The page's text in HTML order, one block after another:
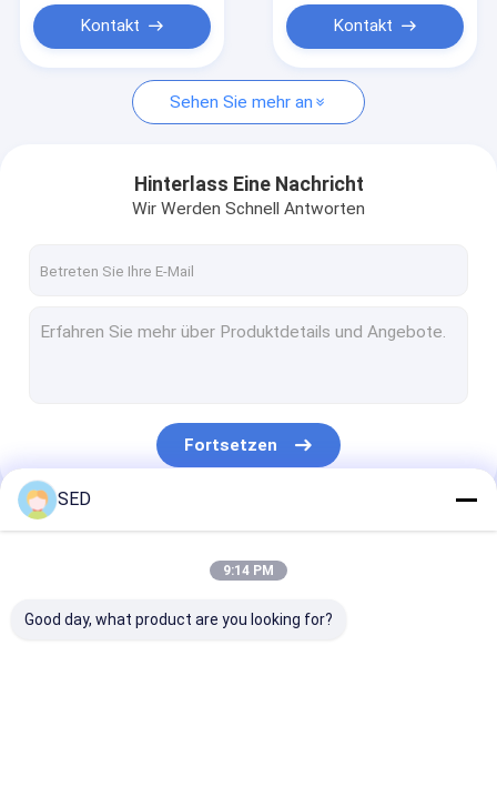
Nachrichten
Kapsel-Füllmaschine
Kapsel, die Maschine zählt
Automatische Etikettiermaschine
Film-Beschichtungs-Maschine
Blister-Verpackungsmaschine
Kontakt Kontakt
Sehen Sie mehr an
Hinterlass Eine Nachricht
Wir Werden Schnell Antworten
Fortsetzen
Unsere Kategorien
SED
9:14 PM
Good day, what product are you looking for?